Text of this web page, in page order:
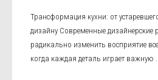
Трансформация кухни: от
дизайну Современные дизайнерские
радикально изменить восприятие
когда каждая деталь играет важную